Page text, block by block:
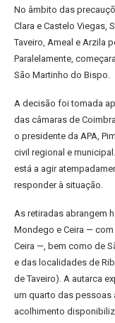
No âmbito das
Clara e Castelo Viegas,
Taveiro, Ameal e Arzila
Paralelamente,
São Martinho do Bispo.
A decisão foi tomada
das câmaras de
o presidente da APA,
civil regional e
está a agir
responder à situação.
As retiradas abrangem
Mondego e Ceira —
Ceira —, bem como de
e das localidades de
de Taveiro). A autarca
um quarto das pessoas
acolhimento